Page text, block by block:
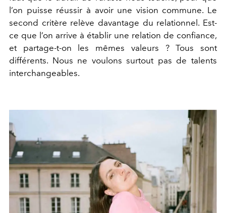
l’on puisse réussir à avoir une vision commune. Le
second critère relève davantage du relationnel. Est-
ce que l’on arrive à établir une relation de confiance,
et partage-t-on les mêmes valeurs ? Tous sont
différents. Nous ne voulons surtout pas de talents
interchangeables.